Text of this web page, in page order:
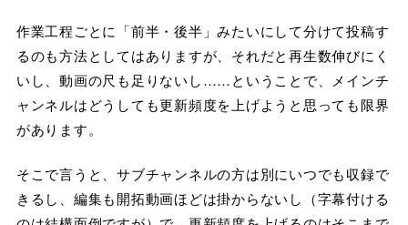
作業工程ごとに「前半・後半」みたいにして分けて投稿す
るのも方法としてはありますが、それだと再生数伸びにく
いし、動画の尺も足りないし……ということで、メインチ
ャンネルはどうしても更新頻度を上げようと思っても限界
があります。
そこで言うと、サブチャンネルの方は別にいつでも収録で
きるし、編集も開拓動画ほどは掛からないし（字幕付ける